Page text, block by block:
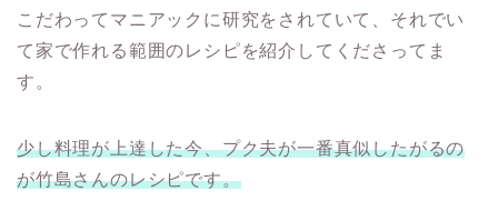
こだわってマニアックに研究をされていて、それでい
て家で作れる範囲のレシピを紹介してくださってま
す。
少し料理が上達した今、プク夫が一番真似したがるの
が竹島さんのレシピです。